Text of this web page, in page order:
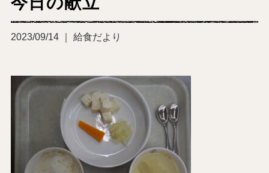
2023/09/14 ｜ 給食だより